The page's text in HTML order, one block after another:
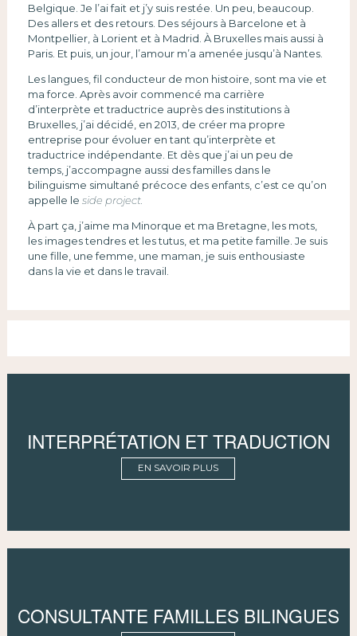
Belgique. Je l’ai fait et j’y suis restée. Un peu, beaucoup.
Des allers et des retours. Des séjours à Barcelone et à
Montpellier, à Lorient et à Madrid. À Bruxelles mais aussi à
Paris. Et puis, un jour, l’amour m’a amenée jusqu’à Nantes.
Les langues, fil conducteur de mon histoire, sont ma vie et
ma force. Après avoir commencé ma carrière
d’interprète et traductrice auprès des institutions à
Bruxelles, j’ai décidé, en 2013, de créer ma propre
entreprise pour évoluer en tant qu’interprète et
traductrice indépendante. Et dès que j’ai un peu de
temps, j’accompagne aussi des familles dans le
bilinguisme simultané précoce des enfants, c’est ce qu’on
appelle le side project.
À part ça, j’aime ma Minorque et ma Bretagne, les mots,
les images tendres et les tutus, et ma petite famille. Je suis
une fille, une femme, une maman, je suis enthousiaste
dans la vie et dans le travail.
INTERPRÉTATION ET TRADUCTION
EN SAVOIR PLUS
CONSULTANTE FAMILLES BILINGUES